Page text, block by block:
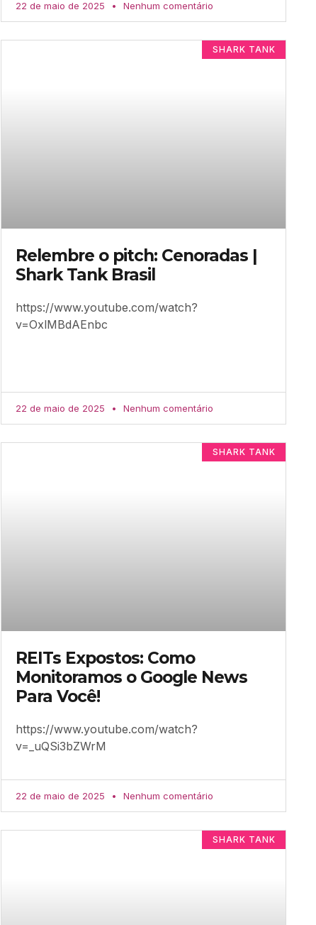
22 de maio de 2025 Nenhum comentário
SHARK TANK
Relembre o pitch: Cenoradas |
Shark Tank Brasil
https://www.youtube.com/watch?
v=OxlMBdAEnbc
22 de maio de 2025 Nenhum comentário
SHARK TANK
REITs Expostos: Como
Monitoramos o Google News
Para Você!
https://www.youtube.com/watch?
v=_uQSi3bZWrM
22 de maio de 2025 Nenhum comentário
SHARK TANK